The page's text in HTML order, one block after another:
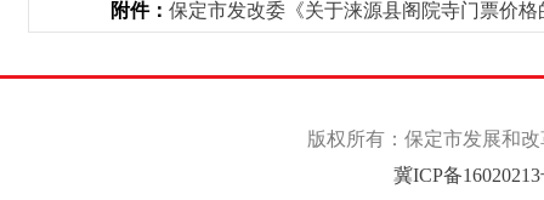
附件：保定市发改委《关于涞源县阁院寺门票价
版权所有：保定市发展和
冀ICP备